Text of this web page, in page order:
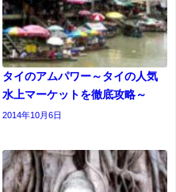
タイのアムパワー～タイの人気
水上マーケットを徹底攻略～
2014年10月6日